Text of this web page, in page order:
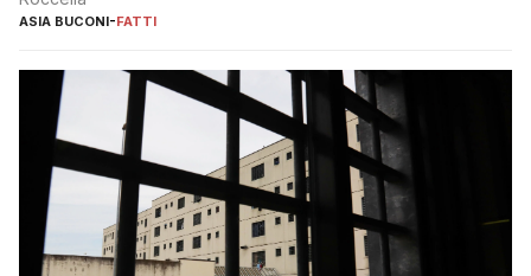
ASIA BUCONI-FATTI